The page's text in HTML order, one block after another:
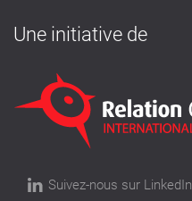
Une initiative de
Suivez-nous sur LinkedIn